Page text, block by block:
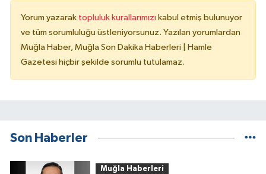
Yorum yazarak topluluk kurallarımızı kabul etmiş bulunuyor
ve tüm sorumluluğu üstleniyorsunuz. Yazılan yorumlardan
Muğla Haber, Muğla Son Dakika Haberleri | Hamle
Gazetesi hiçbir şekilde sorumlu tutulamaz.
Son Haberler
Muğla Haberleri